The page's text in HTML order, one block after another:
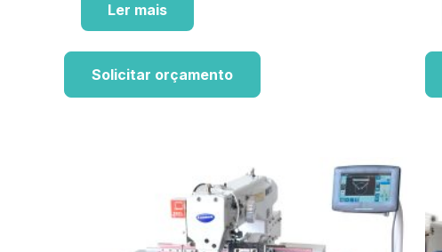
Ler mais
Solicitar orçamento